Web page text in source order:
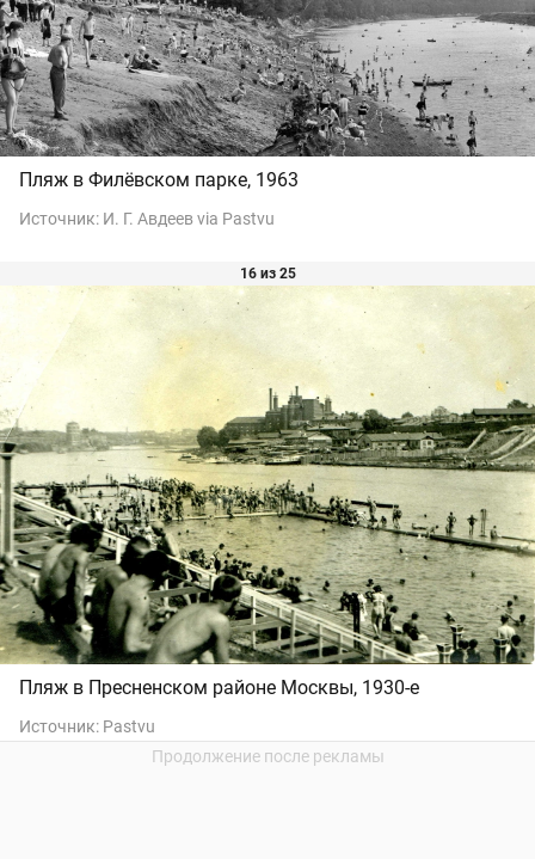
Пляж в Филёвском парке, 1963
Источник: И. Г. Авдеев via Pastvu
16 из 25
Пляж в Пресненском районе Москвы, 1930-е
Источник: Pastvu